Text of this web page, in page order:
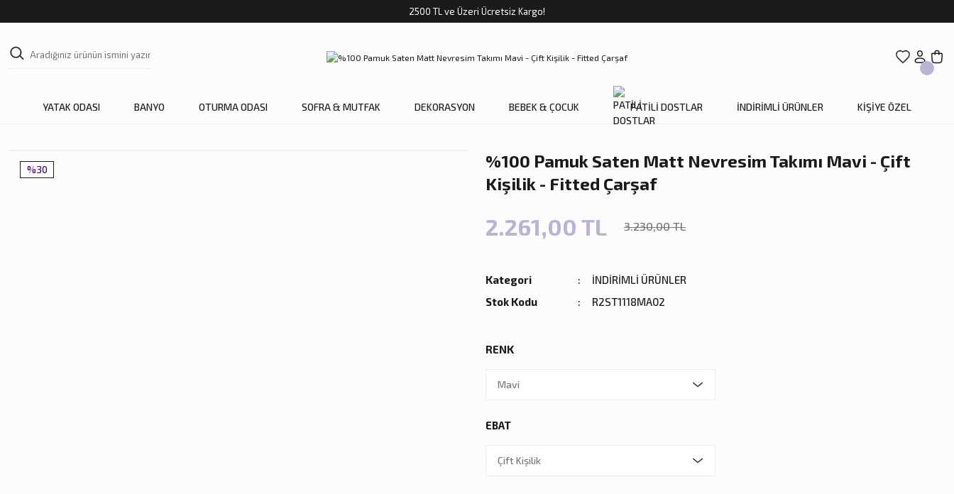
2500 TL ve Üzeri Ücretsiz Kargo!
YATAK ODASI BANYO OTURMA ODASI SOFRA & MUTFAK DEKORASYON BEBEK & ÇOCUK PATİLİ DOSTLAR İNDİRİMLİ ÜRÜNLER KİŞİYE ÖZEL
%30
%100 Pamuk Saten Matt Nevresim Takımı Mavi - Çift
Kişilik - Fitted Çarşaf
2.261,00 TL 3.230,00 TL
Kategori
İNDİRİMLİ ÜRÜNLER
Stok Kodu
R2ST1118MA02
RENK
EBAT